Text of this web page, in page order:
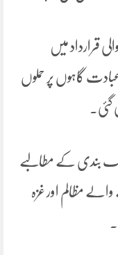
قرارداد میں
گاہوں پر حملوں
جنگ بندی کے مطالبے
مظالم اور غزہ